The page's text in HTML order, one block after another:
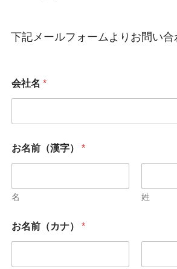
下記メールフォームよりお問い合
会社名 *
お名前（漢字） *
名 姓
お名前（カナ） *